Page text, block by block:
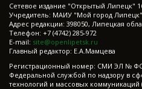
Cетевое издание "Открытый Липецк"
Учредитель: МАИУ "Мой город Липецк"
Адрес редакции: 398050, Липецкая
Телефон: +7 (4742) 285-972
E-mail: site@openlipetsk.ru
Главный редактор: Е.А.Мамцева
Регистрационный номер: СМИ ЭЛ № ФС
Федеральной службой по надзору в
технологий и массовых коммуникаций